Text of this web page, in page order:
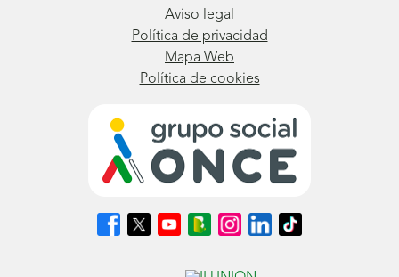
Aviso legal
Política de privacidad
Mapa Web
Política de cookies
Síguenos
en
Síguenos
en
Síguenos
en
Síguenos
en
Blog
Síguenos
en
(se
Síguenos
en
(se
Síguenos
en